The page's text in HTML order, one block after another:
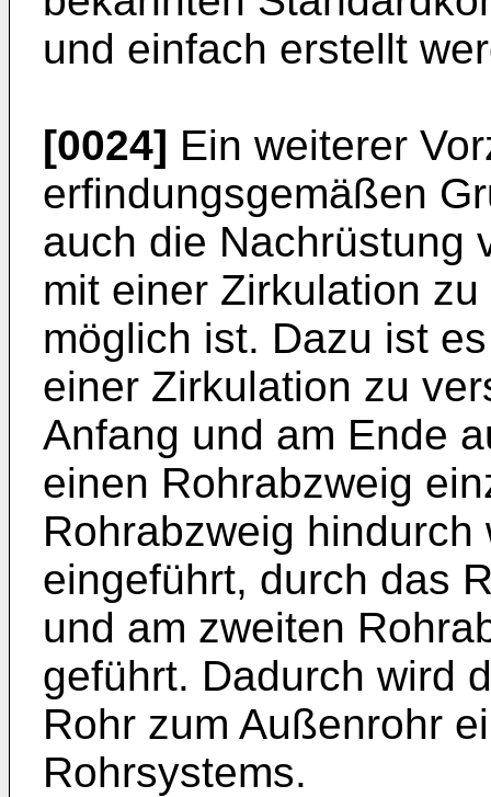
und einfach erstellt
[0024] Ein weiterer
erfindungsgemäßen
auch die Nachrüstung
mit einer Zirkulation
möglich ist. Dazu ist
einer Zirkulation zu
Anfang und am Ende
einen Rohrabzweig
Rohrabzweig
eingeführt, durch das
und am zweiten
geführt. Dadurch wird
Rohr zum Außenrohr
Rohrsystems.